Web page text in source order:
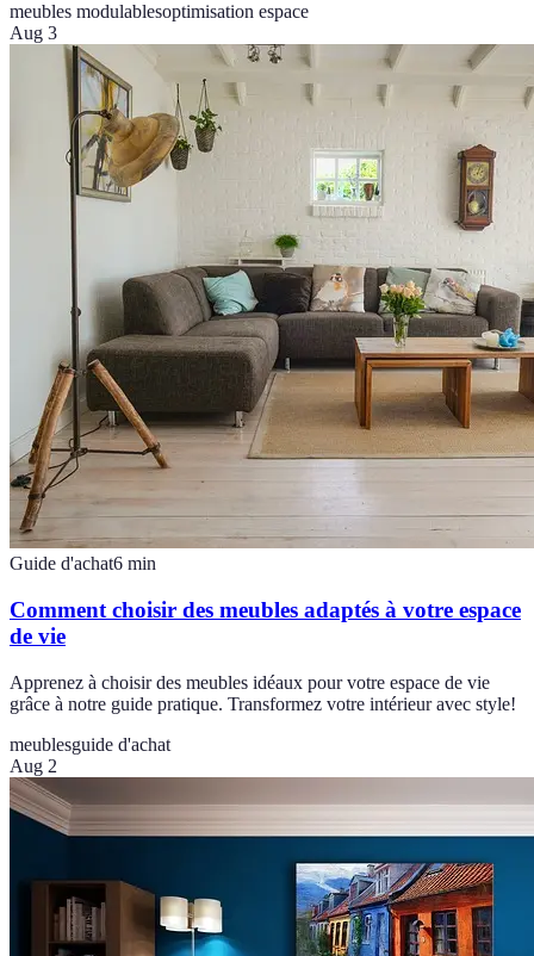
meubles modulablesoptimisation espace
Aug 3
Guide d'achat6 min
Comment choisir des meubles adaptés à votre espace
de vie
Apprenez à choisir des meubles idéaux pour votre espace de vie
grâce à notre guide pratique. Transformez votre intérieur avec style!
meublesguide d'achat
Aug 2